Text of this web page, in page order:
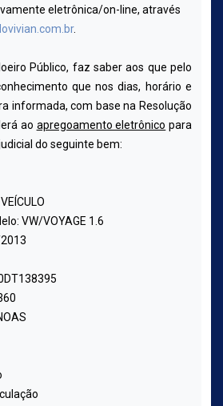
eletrônica/on-line, através
.
Público, faz saber aos que pelo
que nos dias, horário e
informada, com base na Resolução
ao apregoamento eletrônico para
do seguinte bem:
VW/VOYAGE 1.6